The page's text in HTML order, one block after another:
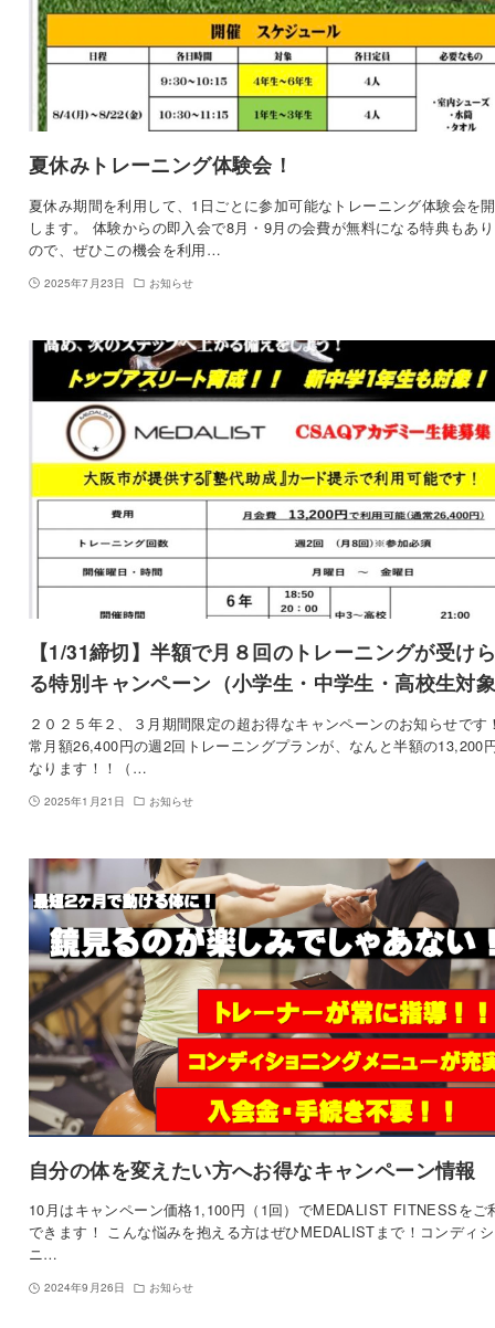
夏休みトレーニング体験会！
夏休み期間を利用して、1日ごとに参加可能なトレーニング体験会を
します。 体験からの即入会で8月・9月の会費が無料になる特典もあ
ので、ぜひこの機会を利用…
2025年7月23日 お知らせ
【1/31締切】半額で月８回のトレーニングが受け
る特別キャンペーン（小学生・中学生・高校生対
２０２５年２、３月期間限定の超お得なキャンペーンのお知らせです
常月額26,400円の週2回トレーニングプランが、なんと半額の13,200
なります！！（…
2025年1月21日 お知らせ
自分の体を変えたい方へお得なキャンペーン情報
10月はキャンペーン価格1,100円（1回）でMEDALIST FITNESSをご
できます！ こんな悩みを抱える方はぜひMEDALISTまで！コンディ
ニ…
2024年9月26日 お知らせ